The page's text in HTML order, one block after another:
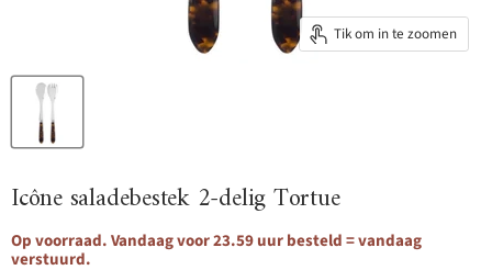
Tik om in te zoomen
Icône saladebestek 2-delig Tortue
Op voorraad. Vandaag voor 23.59 uur besteld = vandaag
verstuurd.